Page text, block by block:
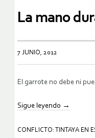
La mano
7 JUNIO, 2012
El garrote no debe ni
Sigue leyendo →
CONFLICTO: TINTAYA EN